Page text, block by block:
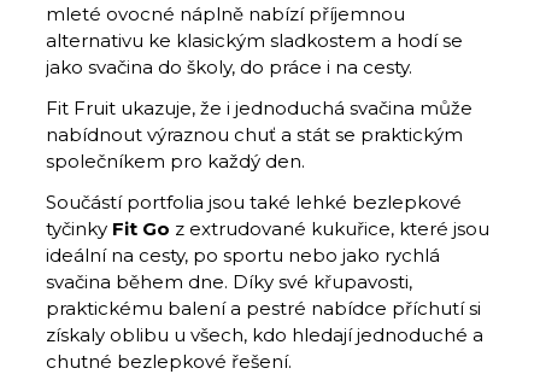
mleté ovocné náplně nabízí příjemnou
alternativu ke klasickým sladkostem a hodí se
jako svačina do školy, do práce i na cesty.
Fit Fruit ukazuje, že i jednoduchá svačina může
nabídnout výraznou chuť a stát se praktickým
společníkem pro každý den.
Součástí portfolia jsou také lehké bezlepkové
tyčinky Fit Go z extrudované kukuřice, které jsou
ideální na cesty, po sportu nebo jako rychlá
svačina během dne. Díky své křupavosti,
praktickému balení a pestré nabídce příchutí si
získaly oblibu u všech, kdo hledají jednoduché a
chutné bezlepkové řešení.